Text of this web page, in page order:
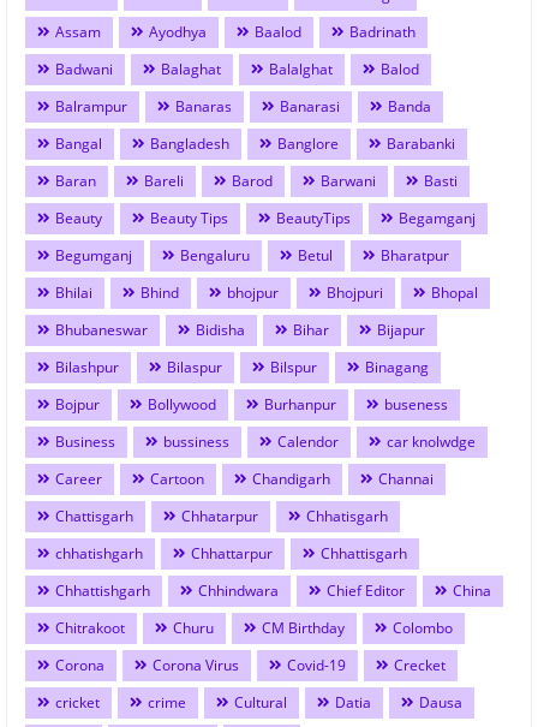
Assam
Ayodhya Baalod
Badrinath
Badwani
Balaghat Balalghat
Balod
Balrampur
Banaras Banarasi
Banda
Bangal
Bangladesh Banglore
Barabanki
Baran
Bareli Barod Barwani
Basti
Beauty
Beauty Tips BeautyTips
Begamganj
Begumganj
Bengaluru Betul
Bharatpur
Bhilai
Bhind bhojpur Bhojpuri
Bhopal
Bhubaneswar
Bidisha Bihar
Bijapur
Bilashpur
Bilaspur Bilspur
Binagang
Bojpur
Bollywood Burhanpur
buseness
Business
bussiness Calendor
car knolwdge
Career
Cartoon Chandigarh
Channai
Chattisgarh
Chhatarpur
Chhatisgarh
chhatishgarh
Chhattarpur
Chhattisgarh
Chhattishgarh
Chhindwara Chief Editor
China
Chitrakoot
Churu CM Birthday
Colombo
Corona
Corona Virus Covid-19
Crecket
cricket
crime Cultural Datia
Dausa